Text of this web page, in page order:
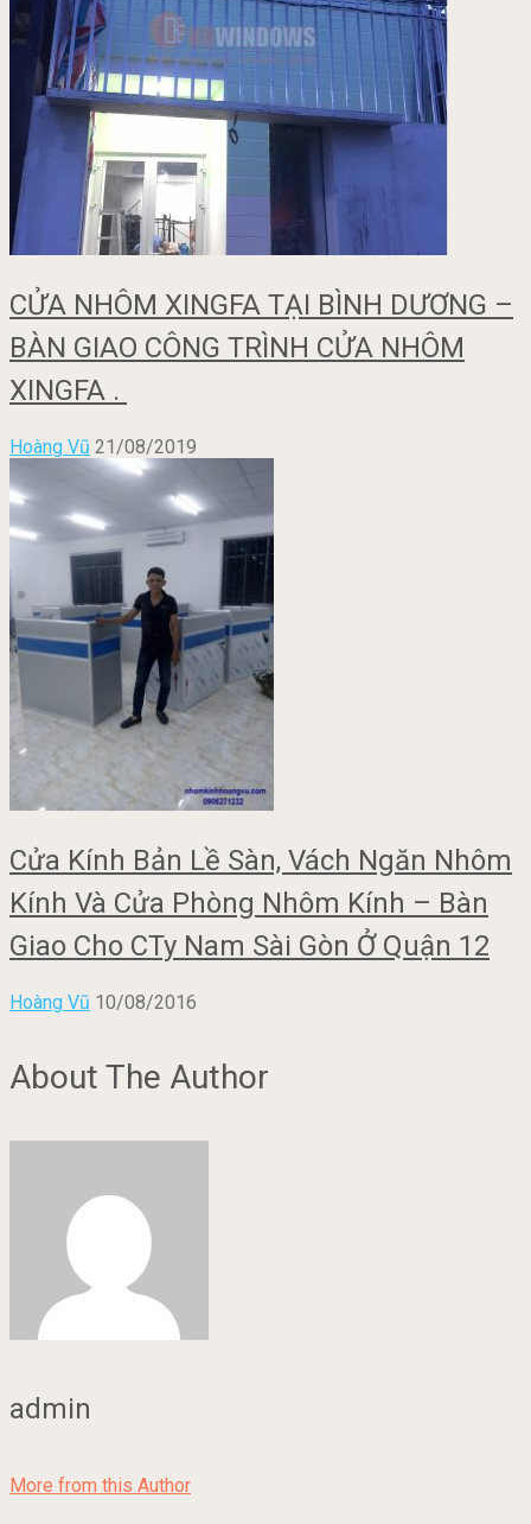
CỬA NHÔM XINGFA TẠI BÌNH DƯƠNG –
BÀN GIAO CÔNG TRÌNH CỬA NHÔM
XINGFA .
Hoàng Vũ 21/08/2019
Cửa Kính Bản Lề Sàn, Vách Ngăn Nhôm
Kính Và Cửa Phòng Nhôm Kính – Bàn
Giao Cho CTy Nam Sài Gòn Ở Quận 12
Hoàng Vũ 10/08/2016
About The Author
admin
More from this Author